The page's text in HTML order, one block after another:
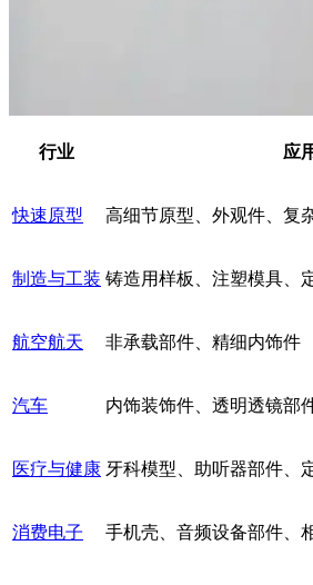
行业 应
快速原型 高细节原型、外观件、复
制造与工装 铸造用样板、注塑模具、
航空航天 非承载部件、精细内饰件
汽车 内饰装饰件、透明透镜部
医疗与健康 牙科模型、助听器部件、
消费电子 手机壳、音频设备部件、